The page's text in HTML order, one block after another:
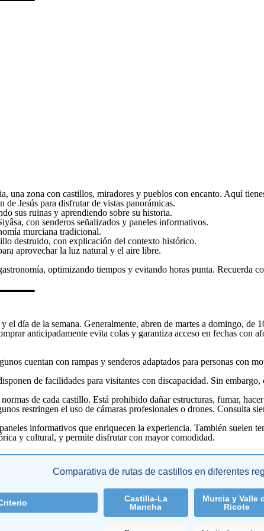
una zona con castillos, miradores y pueblos con encanto. Aquí
Jesús para disfrutar de vistas panorámicas.
sus ruinas y aprendiendo sobre su historia.
con senderos señalizados y paneles informativos.
murciana tradicional.
destruido, con explicación del contexto histórico.
aprovechar la luz natural y el aire libre.
optimizando tiempos y evitando horas punta. Recuerda
el día de la semana. Generalmente, abren de martes a domingo,
anticipadamente evita colas y garantiza acceso en fechas
cuentan con rampas y senderos adaptados para personas con
de facilidades para visitantes con discapacidad. Sin
de cada castillo. Está prohibido dañar estructuras, fumar,
restringen el uso de cámaras profesionales o drones. Consulta
informativos que enriquecen la experiencia. También suelen
y cultural, y permite disfrutar con mayor comodidad.
Comparativa de rutas de castillos en diferentes
Castilla-La
Mancha
Murcia y Valle
Ricote